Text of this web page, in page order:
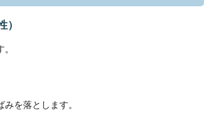
）
を落とします。